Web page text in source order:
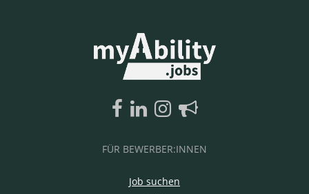
FÜR BEWERBER:INNEN
Job suchen